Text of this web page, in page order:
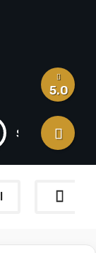
SUISSE
5.0